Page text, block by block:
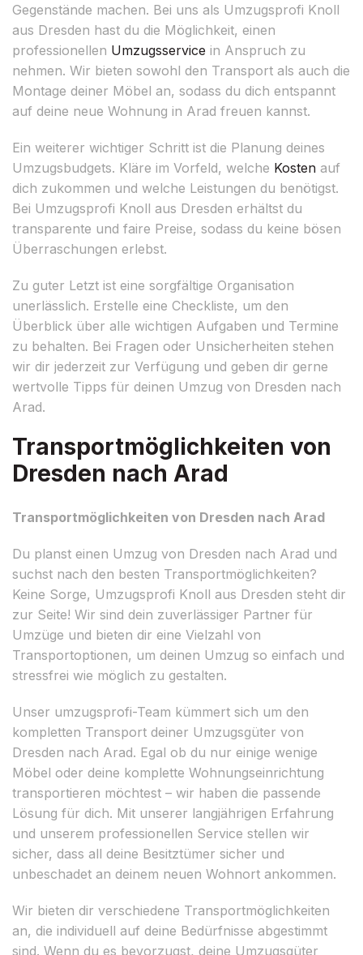
Gegenstände machen. Bei uns als Umzugsprofi Knoll
aus Dresden hast du die Möglichkeit, einen
professionellen Umzugsservice in Anspruch zu
nehmen. Wir bieten sowohl den Transport als auch die
Montage deiner Möbel an, sodass du dich entspannt
auf deine neue Wohnung in Arad freuen kannst.
Ein weiterer wichtiger Schritt ist die Planung deines
Umzugsbudgets. Kläre im Vorfeld, welche Kosten auf
dich zukommen und welche Leistungen du benötigst.
Bei Umzugsprofi Knoll aus Dresden erhältst du
transparente und faire Preise, sodass du keine bösen
Überraschungen erlebst.
Zu guter Letzt ist eine sorgfältige Organisation
unerlässlich. Erstelle eine Checkliste, um den
Überblick über alle wichtigen Aufgaben und Termine
zu behalten. Bei Fragen oder Unsicherheiten stehen
wir dir jederzeit zur Verfügung und geben dir gerne
wertvolle Tipps für deinen Umzug von Dresden nach
Arad.
Transportmöglichkeiten von
Dresden nach Arad
Transportmöglichkeiten von Dresden nach Arad
Du planst einen Umzug von Dresden nach Arad und
suchst nach den besten Transportmöglichkeiten?
Keine Sorge, Umzugsprofi Knoll aus Dresden steht dir
zur Seite! Wir sind dein zuverlässiger Partner für
Umzüge und bieten dir eine Vielzahl von
Transportoptionen, um deinen Umzug so einfach und
stressfrei wie möglich zu gestalten.
Unser umzugsprofi-Team kümmert sich um den
kompletten Transport deiner Umzugsgüter von
Dresden nach Arad. Egal ob du nur einige wenige
Möbel oder deine komplette Wohnungseinrichtung
transportieren möchtest – wir haben die passende
Lösung für dich. Mit unserer langjährigen Erfahrung
und unserem professionellen Service stellen wir
sicher, dass all deine Besitztümer sicher und
unbeschadet an deinem neuen Wohnort ankommen.
Wir bieten dir verschiedene Transportmöglichkeiten
an, die individuell auf deine Bedürfnisse abgestimmt
sind. Wenn du es bevorzugst, deine Umzugsgüter